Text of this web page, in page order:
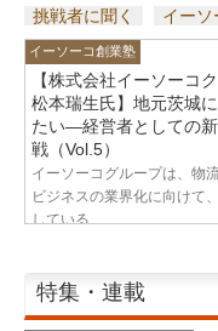
挑戦者に聞く イーソ
イーソーコ創業塾
【株式会社イーソーコ
松本瑞生氏】地元茨城
たい—経営者としての
戦（Vol.5）
イーソーコグループは、物
ビジネスの業界化に向けて
している...
特集・連載